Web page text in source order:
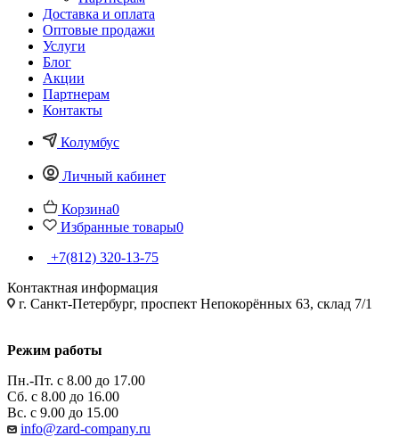
Доставка и оплата
Оптовые продажи
Услуги
Блог
Акции
Партнерам
Контакты
Колумбус
Личный кабинет
Корзина0
Избранные товары0
+7(812) 320-13-75
Контактная информация
г. Санкт-Петербург, проспект Непокорённых 63, склад 7/1
Режим работы
Пн.-Пт. с 8.00 до 17.00
Сб. с 8.00 до 16.00
Вс. с 9.00 до 15.00
info@zard-company.ru